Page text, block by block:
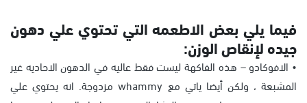
فيما يلي بعض الاطعمه التي تحتوي علي دهون
جيده لإنقاص الوزن:
• الافوكادو – هذه الفاكهة ليست فقط عاليه في الدهون الاحاديه غير
المشبعة ، ولكن أيضا ياتي مع whammy مزدوجة. انه يحتوي علي